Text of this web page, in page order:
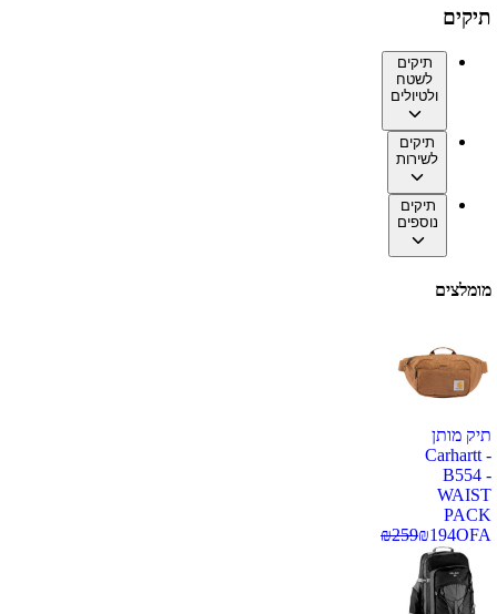
תיקים
תיקים
לשטח
ולטיולים
תיקים
לשירות
תיקים
נוספים
מומלצים
תיק מותן
Carhartt -
B554 -
WAIST
PACK
OFA
₪194
₪259